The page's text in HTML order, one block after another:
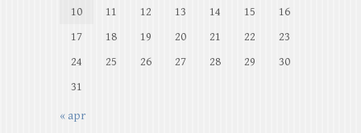
10
11 12 13 14 15
16
17
18 19 20 21 22
23
24
25 26 27 28 29
30
31
« apr